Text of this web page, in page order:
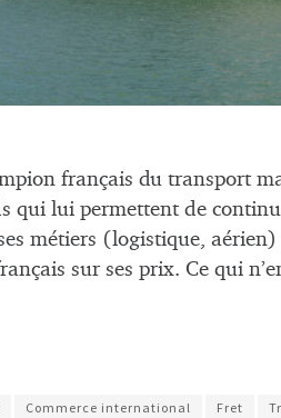
français du transport
qui lui permettent de
métiers (logistique, aérien)
sur ses prix. Ce qui
Commerce international Fret